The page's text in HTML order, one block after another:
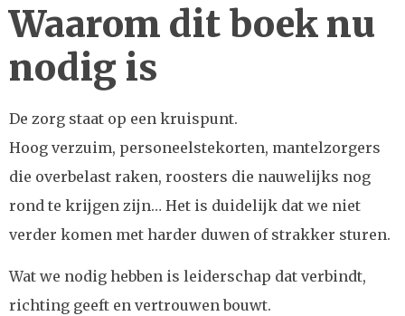
Waarom dit boek nu
nodig is
De zorg staat op een kruispunt.
Hoog verzuim, personeelstekorten, mantelzorgers
die overbelast raken, roosters die nauwelijks nog
rond te krijgen zijn… Het is duidelijk dat we niet
verder komen met harder duwen of strakker sturen.
Wat we nodig hebben is leiderschap dat verbindt,
richting geeft en vertrouwen bouwt.